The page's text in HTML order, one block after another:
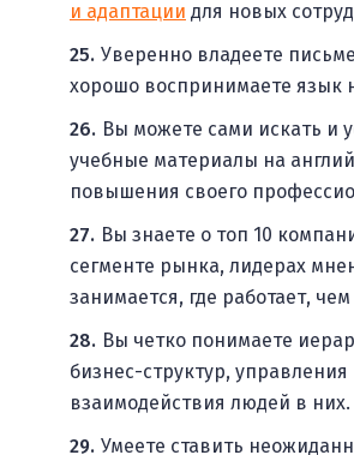
и адаптации для новых
Уверенно владеете
хорошо воспринимаете язык
Вы можете сами искать и
учебные материалы на
повышения своего
Вы знаете о топ 10
сегменте рынка, лидерах
занимается, где работает,
Вы четко понимаете
бизнес-структур,
взаимодействия людей в них.
Умеете ставить